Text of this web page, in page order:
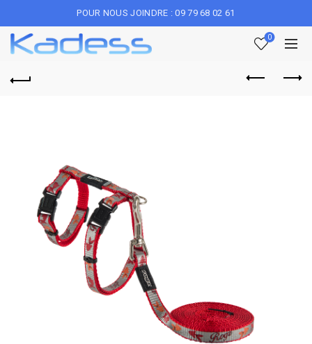
POUR NOUS JOINDRE : 09 79 68 02 61
0